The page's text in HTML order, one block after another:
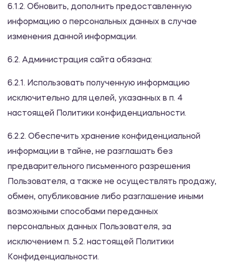
6.1.2. Обновить, дополнить предоставленную
информацию о персональных данных в случае
изменения данной информации.
6.2. Администрация сайта обязана:
6.2.1. Использовать полученную информацию
исключительно для целей, указанных в п. 4
настоящей Политики конфиденциальности.
6.2.2. Обеспечить хранение конфиденциальной
информации в тайне, не разглашать без
предварительного письменного разрешения
Пользователя, а также не осуществлять продажу,
обмен, опубликование либо разглашение иными
возможными способами переданных
персональных данных Пользователя, за
исключением п. 5.2. настоящей Политики
Конфиденциальности.